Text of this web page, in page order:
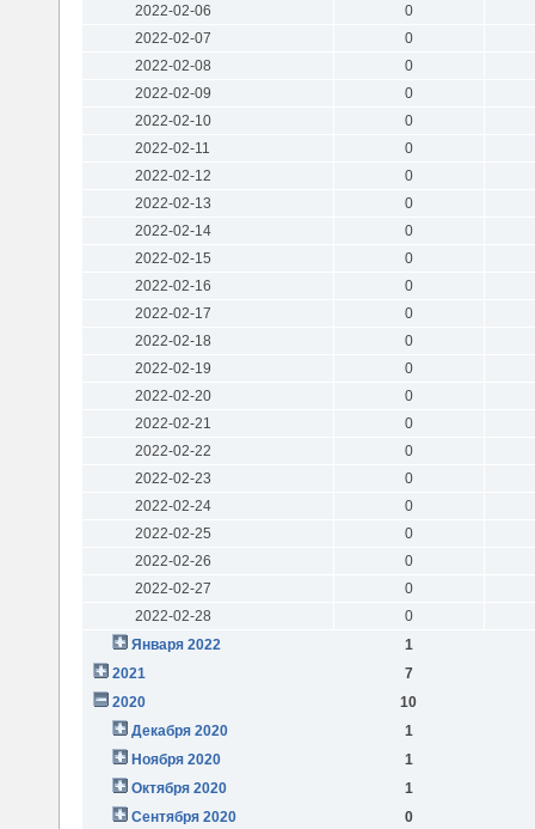
2022-02-06
0
2022-02-07
0
2022-02-08
0
2022-02-09
0
2022-02-10
0
2022-02-11
0
2022-02-12
0
2022-02-13
0
2022-02-14
0
2022-02-15
0
2022-02-16
0
2022-02-17
0
2022-02-18
0
2022-02-19
0
2022-02-20
0
2022-02-21
0
2022-02-22
0
2022-02-23
0
2022-02-24
0
2022-02-25
0
2022-02-26
0
2022-02-27
0
2022-02-28
0
Января 2022
1
2021
7
2020
10
Декабря 2020
1
Ноября 2020
1
Октября 2020
1
Сентября 2020
0